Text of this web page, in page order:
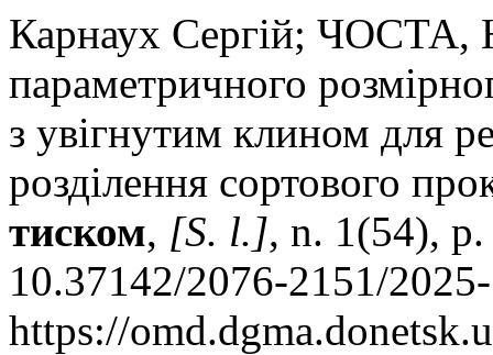
Карнаух Cергій; ЧОСТА,
параметричного
з увігнутим клином для
розділення сортового
тиском, [S. l.], n. 1(54),
10.37142/2076-2151/
https://